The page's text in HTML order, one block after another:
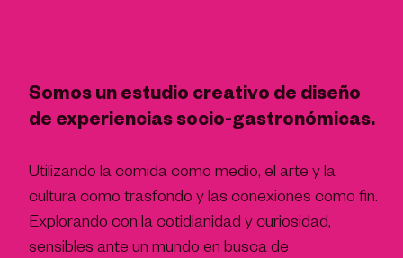
Somos un estudio creativo de diseño
de experiencias socio-gastronómicas.
Utilizando la comida como medio, el arte y la
cultura como trasfondo y las conexiones como fin.
Explorando con la cotidianidad y curiosidad,
sensibles ante un mundo en busca de